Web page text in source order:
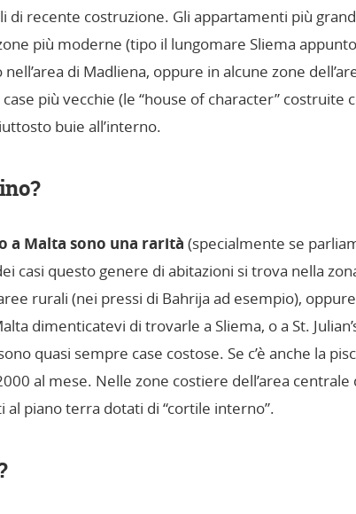
di recente costruzione. Gli appartamenti più
più moderne (tipo il lungomare Sliema
di Madliena, oppure in alcune zone
più vecchie (le “house of character” costruite
buie all’interno.
a Malta sono una rarità (specialmente se
casi questo genere di abitazioni si trova nella
rurali (nei pressi di Bahrija ad esempio),
dimenticatevi di trovarle a Sliema, o a St.
quasi sempre case costose. Se c’è anche la
al mese. Nelle zone costiere dell’area centrale
piano terra dotati di “cortile interno”.